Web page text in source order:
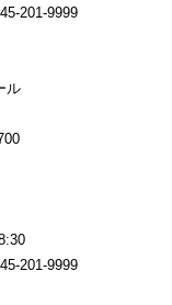
201-9999
ル
201-9999